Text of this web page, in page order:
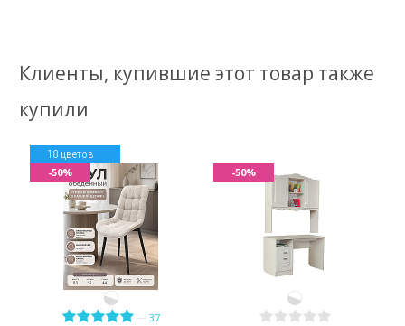
Клиенты, купившие этот товар также
купили
37
18 цветов
-50% -50%